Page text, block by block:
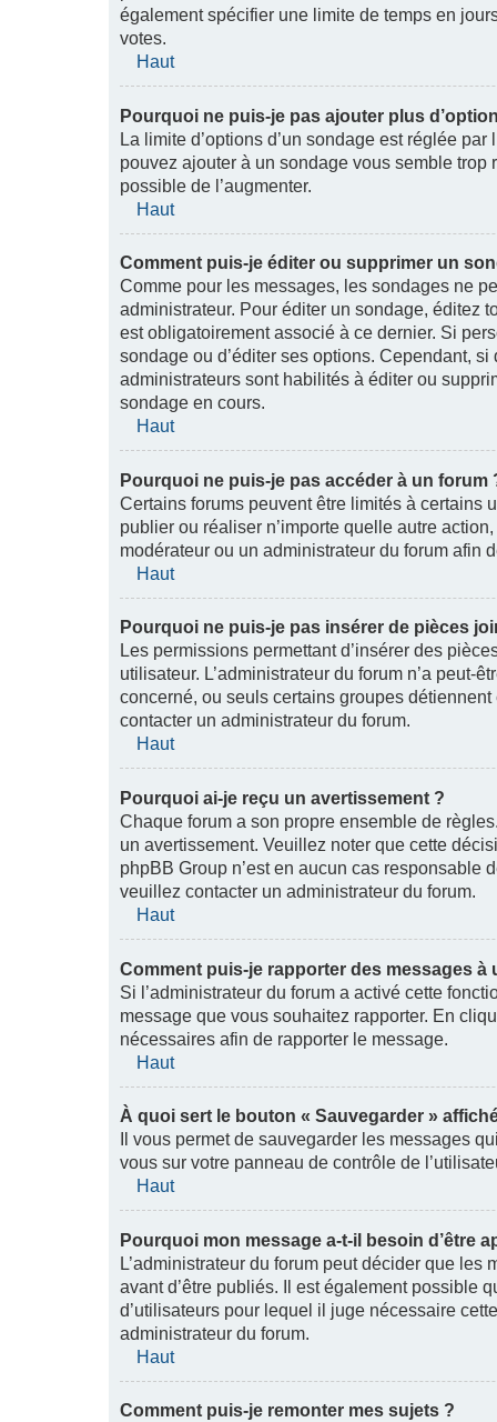
également spécifier une limite de temps en
votes.
Haut
Pourquoi ne puis-je pas ajouter plus
La limite d’options d’un sondage est réglée
pouvez ajouter à un sondage vous semble trop
possible de l’augmenter.
Haut
Comment puis-je éditer ou supprimer un
Comme pour les messages, les sondages ne
administrateur. Pour éditer un sondage, éditez
est obligatoirement associé à ce dernier. Si
sondage ou d’éditer ses options. Cependant,
administrateurs sont habilités à éditer ou
sondage en cours.
Haut
Pourquoi ne puis-je pas accéder à un forum
Certains forums peuvent être limités à certains
publier ou réaliser n’importe quelle autre
modérateur ou un administrateur du forum afin
Haut
Pourquoi ne puis-je pas insérer de pièces
Les permissions permettant d’insérer des
utilisateur. L’administrateur du forum n’a peut-
concerné, ou seuls certains groupes
contacter un administrateur du forum.
Haut
Pourquoi ai-je reçu un avertissement ?
Chaque forum a son propre ensemble de
un avertissement. Veuillez noter que cette
phpBB Group n’est en aucun cas responsable
veuillez contacter un administrateur du forum.
Haut
Comment puis-je rapporter des messages à
Si l’administrateur du forum a activé cette
message que vous souhaitez rapporter. En
nécessaires afin de rapporter le message.
Haut
À quoi sert le bouton « Sauvegarder »
Il vous permet de sauvegarder les messages
vous sur votre panneau de contrôle de
Haut
Pourquoi mon message a-t-il besoin d’être
L’administrateur du forum peut décider que
avant d’être publiés. Il est également possible
d’utilisateurs pour lequel il juge nécessaire
administrateur du forum.
Haut
Comment puis-je remonter mes sujets ?